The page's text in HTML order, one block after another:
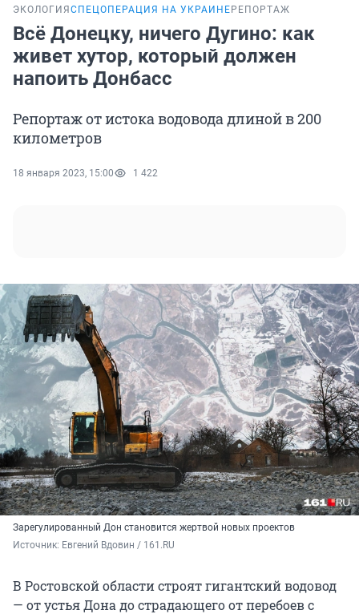
ЭКОЛОГИЯ СПЕЦОПЕРАЦИЯ НА УКРАИНЕ РЕПОРТАЖ
Всё Донецку, ничего Дугино: как
живет хутор, который должен
напоить Донбасс
Репортаж от истока водовода длиной в 200
километров
18 января 2023, 15:00 1 422
Зарегулированный Дон становится жертвой новых проектов
Источник: Евгений Вдовин / 161.RU
В Ростовской области строят гигантский водовод
— от устья Дона до страдающего от перебоев с